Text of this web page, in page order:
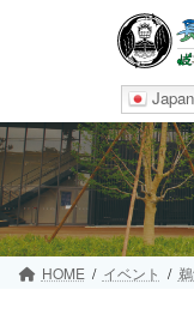
HOME イベント